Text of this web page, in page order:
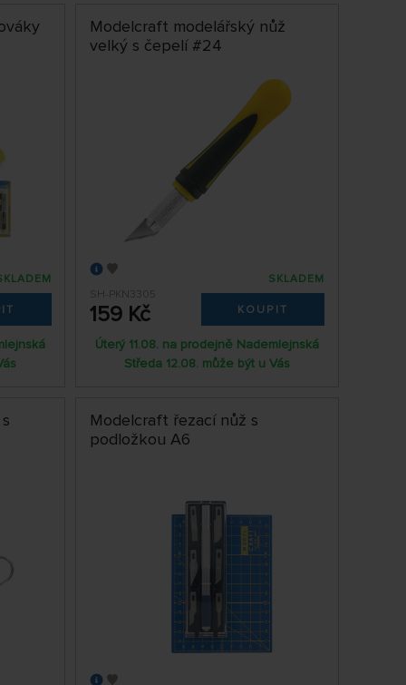
Modelcraft modelářský nůž
velký s čepelí #24
SH-PKN3305
159 Kč
SKLADEM
KOUPIT
Úterý 11.08. na prodejně Nademlejnská
Středa 12.08. může být u Vás
Modelcraft řezací nůž s
podložkou A6